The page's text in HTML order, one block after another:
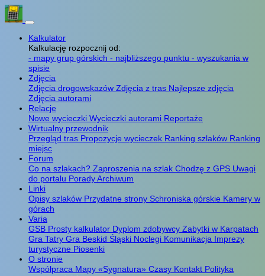
Kalkulator
Kalkulację rozpocznij od:
- mapy grup górskich - najbliższego punktu - wyszukania w
spisie
Zdjęcia
Zdjęcia drogowskazów Zdjęcia z tras Najlepsze zdjęcia
Zdjęcia autorami
Relacje
Nowe wycieczki Wycieczki autorami Reportaże
Wirtualny przewodnik
Przegląd tras Propozycje wycieczek Ranking szlaków Ranking
miejsc
Forum
Co na szlakach? Zaproszenia na szlak Chodzę z GPS Uwagi
do portalu PoradyArchiwum
Linki
Opisy szlaków Przydatne strony Schroniska górskie Kamery w
górach
Varia
GSB Prosty kalkulator Dyplom zdobywcy Zabytki w Karpatach
Gra Tatry Gra Beskid Śląski Noclegi Komunikacja Imprezy
turystyczne Piosenki
O stronie
Współpraca Mapy «Sygnatura» Czasy Kontakt Polityka